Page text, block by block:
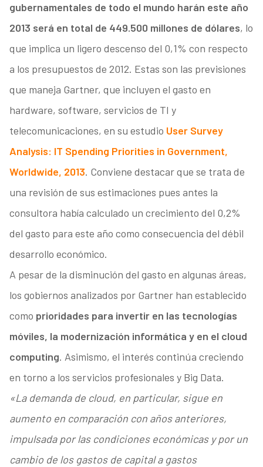
gubernamentales de todo el mundo harán este año
2013 será en total de 449.500 millones de dólares, lo
que implica un ligero descenso del 0,1% con respecto
a los presupuestos de 2012. Estas son las previsiones
que maneja Gartner, que incluyen el gasto en
hardware, software, servicios de TI y
telecomunicaciones, en su estudio User Survey
Analysis: IT Spending Priorities in Government,
Worldwide, 2013. Conviene destacar que se trata de
una revisión de sus estimaciones pues antes la
consultora había calculado un crecimiento del 0,2%
del gasto para este año como consecuencia del débil
desarrollo económico.
A pesar de la disminución del gasto en algunas áreas,
los gobiernos analizados por Gartner han establecido
como prioridades para invertir en las tecnologías
móviles, la modernización informática y en el cloud
computing. Asimismo, el interés continúa creciendo
en torno a los servicios profesionales y Big Data.
«La demanda de cloud, en particular, sigue en
aumento en comparación con años anteriores,
impulsada por las condiciones económicas y por un
cambio de los gastos de capital a gastos